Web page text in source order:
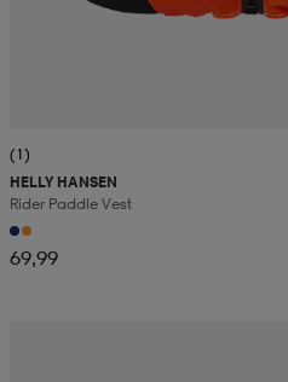
(1)
HELLY HANSEN
Rider Paddle Vest
69,99